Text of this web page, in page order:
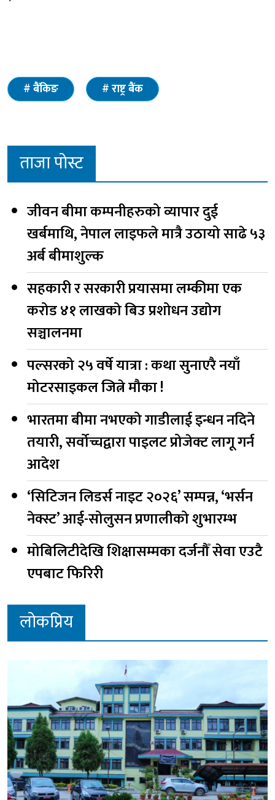
बैंकिङ राष्ट्र बैंक
ताजा पोस्ट
जीवन बीमा कम्पनीहरुको व्यापार दुई
खर्बमाथि, नेपाल लाइफले मात्रै उठायो साढे ५३
अर्ब बीमाशुल्क
सहकारी र सरकारी प्रयासमा लम्कीमा एक
करोड ४१ लाखको बिउ प्रशोधन उद्योग
सञ्चालनमा
पल्सरको २५ वर्षे यात्रा : कथा सुनाएरै नयाँ
मोटरसाइकल जित्ने मौका !
भारतमा बीमा नभएको गाडीलाई इन्धन नदिने
तयारी, सर्वोच्चद्वारा पाइलट प्रोजेक्ट लागू गर्न
आदेश
‘सिटिजन लिडर्स नाइट २०२६’ सम्पन्न, ‘भर्सन
नेक्स्ट’ आई-सोलुसन प्रणालीको शुभारम्भ
मोबिलिटीदेखि शिक्षासम्मका दर्जनौँ सेवा एउटै
एपबाट फिरिरी
लोकप्रिय